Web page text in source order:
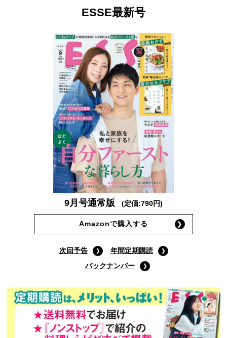
ESSE最新号
9月号通常版 (定価:790円)
Amazonで購入する
次回予告
年間定期購読
バックナンバー